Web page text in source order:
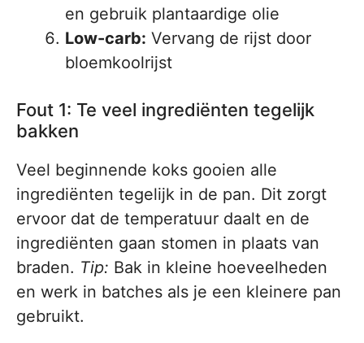
en gebruik plantaardige olie
Low-carb: Vervang de rijst door
bloemkoolrijst
Fout 1: Te veel ingrediënten tegelijk
bakken
Veel beginnende koks gooien alle
ingrediënten tegelijk in de pan. Dit zorgt
ervoor dat de temperatuur daalt en de
ingrediënten gaan stomen in plaats van
braden. Tip: Bak in kleine hoeveelheden
en werk in batches als je een kleinere pan
gebruikt.